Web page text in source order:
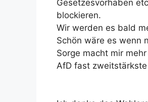
Gesetzesvorhaben
blockieren.
Wir werden es bald
Schön wäre es wenn
Sorge macht mir
AfD fast